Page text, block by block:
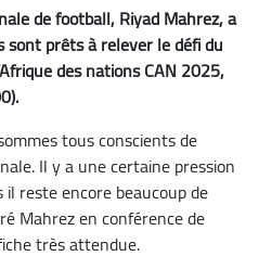
de football, Riyad Mahrez, a
sont prêts à relever le défi du
des nations CAN 2025,
tous conscients de
Il y a une certaine pression
reste encore beaucoup de
Mahrez en conférence de
très attendue.